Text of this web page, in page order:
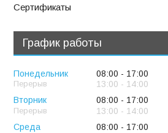
Сертификаты
График работы
Понедельник 08:00
17:00
13:00
14:00
Вторник
08:00
17:00
13:00
14:00
Среда
08:00
17:00